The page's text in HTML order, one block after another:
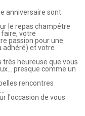
anniversaire sont
le repas champêtre
votre
passion pour une
adhéré) et votre
très heureuse que vous
presque comme un
rencontres
l'occasion de vous